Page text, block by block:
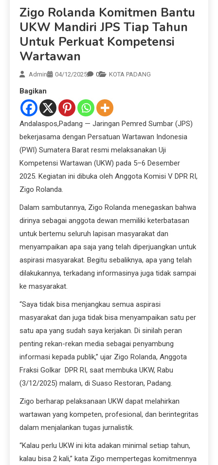
Zigo Rolanda Komitmen Bantu
UKW Mandiri JPS Tiap Tahun
Untuk Perkuat Kompetensi
Wartawan
Admin 04/12/2025 0 KOTA PADANG
Bagikan
Andalaspos,Padang — Jaringan Pemred Sumbar (JPS)
bekerjasama dengan Persatuan Wartawan Indonesia
(PWI) Sumatera Barat resmi melaksanakan Uji
Kompetensi Wartawan (UKW) pada 5–6 Desember
2025. Kegiatan ini dibuka oleh Anggota Komisi V DPR RI,
Zigo Rolanda.
Dalam sambutannya, Zigo Rolanda menegaskan bahwa
dirinya sebagai anggota dewan memiliki keterbatasan
untuk bertemu seluruh lapisan masyarakat dan
menyampaikan apa saja yang telah diperjuangkan untuk
aspirasi masyarakat. Begitu sebaliknya, apa yang telah
dilakukannya, terkadang informasinya juga tidak sampai
ke masyarakat.
“Saya tidak bisa menjangkau semua aspirasi
masyarakat dan juga tidak bisa menyampaikan satu per
satu apa yang sudah saya kerjakan. Di sinilah peran
penting rekan-rekan media sebagai penyambung
informasi kepada publik,” ujar Zigo Rolanda, Anggota
Fraksi Golkar DPR RI, saat membuka UKW, Rabu
(3/12/2025) malam, di Suaso Restoran, Padang.
Zigo berharap pelaksanaan UKW dapat melahirkan
wartawan yang kompeten, profesional, dan berintegritas
dalam menjalankan tugas jurnalistik.
“Kalau perlu UKW ini kita adakan minimal setiap tahun,
kalau bisa 2 kali,” kata Zigo mempertegas komitmennya